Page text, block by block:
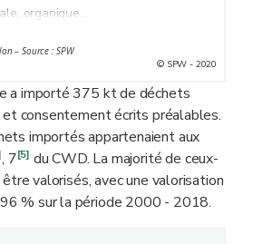
organique...
– Source : SPW
© SPW - 2020
a importé 375 kt de déchets
consentement écrits préalables.
importés appartenaient aux
, 7[5] du CWD. La majorité de ceux-
valorisés, avec une valorisation
% sur la période 2000 - 2018.